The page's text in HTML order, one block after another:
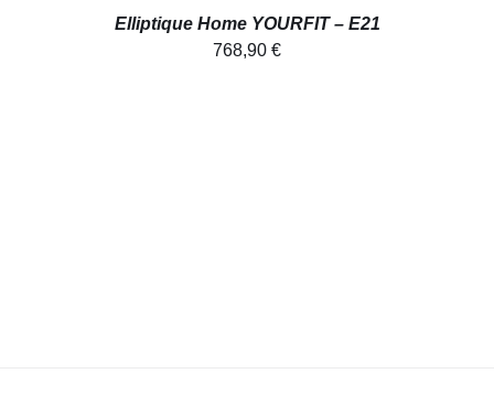
Elliptique Home YOURFIT – E21
768,90 €